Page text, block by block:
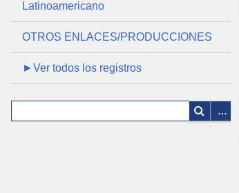
Latinoamericano
OTROS ENLACES/PRODUCCIONES
►Ver todos los registros